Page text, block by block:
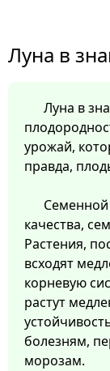
Луна в
Луна в
урожай,
правда,
качества,
Растения,
всходят
корневую
растут
болезням,
морозам.